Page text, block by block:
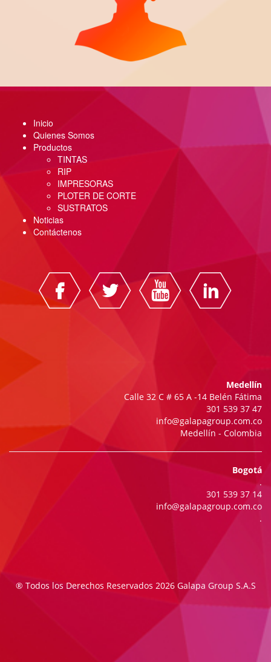
Inicio
Quienes Somos
Productos
TINTAS
RIP
IMPRESORAS
PLOTER DE CORTE
SUSTRATOS
Noticias
Contáctenos
Medellín
Calle 32 C # 65 A -14 Belén Fátima
301 539 37 47
info@galapagroup.com.co
Medellín - Colombia
Bogotá
.
301 539 37 14
info@galapagroup.com.co
.
® Todos los Derechos Reservados 2026 Galapa Group S.A.S